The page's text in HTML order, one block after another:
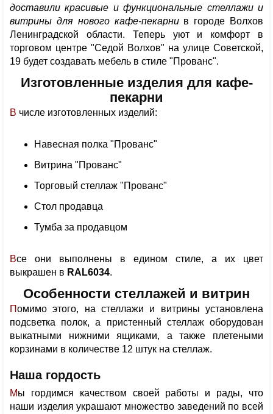
доставили красивые и функциональные стеллажи и
витрины для нового кафе-пекарнив городе Волхов
Ленинградской области. Теперь уют и комфорт в
торговом центре "Седой Волхов" на улице Советской,
19 будет создавать мебель в стиле "Прованс".
Изготовленные изделия для кафе-
пекарни
В числе изготовленных изделий:
Навесная полка "Прованс"
Витрина "Прованс"
Торговый стеллаж "Прованс"
Стол продавца
Тумба за продавцом
Все они выполнены в едином стиле, а их цвет
выкрашен в RAL6034.
Особенности стеллажей и витрин
Помимо этого, на стеллажи и витрины установлена
подсветка полок, а пристенный стеллаж оборудован
выкатными нижними ящиками, а также плетеными
корзинами в количестве 12 штук на стеллаж.
Наша гордость
Мы гордимся качеством своей работы и рады, что
наши изделия украшают множество заведений по всей